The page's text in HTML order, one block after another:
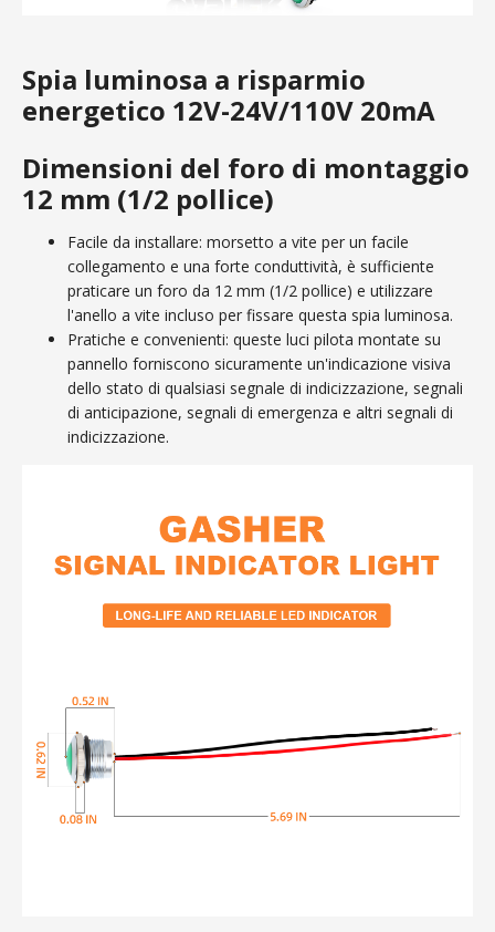
Spia luminosa a risparmio
energetico 12V-24V/110V 20mA
Dimensioni del foro di montaggio
12 mm (1/2 pollice)
Facile da installare: morsetto a vite per un facile
collegamento e una forte conduttività, è sufficiente
praticare un foro da 12 mm (1/2 pollice) e utilizzare
l'anello a vite incluso per fissare questa spia luminosa.
Pratiche e convenienti: queste luci pilota montate su
pannello forniscono sicuramente un'indicazione visiva
dello stato di qualsiasi segnale di indicizzazione, segnali
di anticipazione, segnali di emergenza e altri segnali di
indicizzazione.